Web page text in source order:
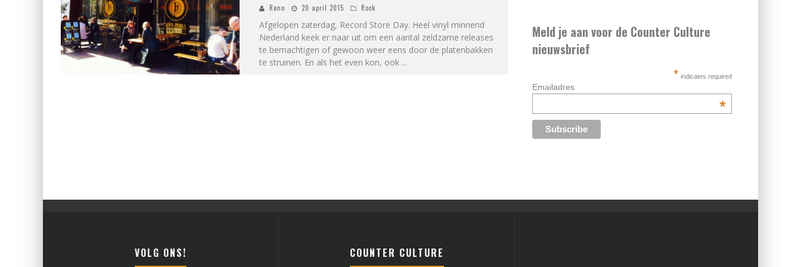
Reno 20 april 2015 Rock
Afgelopen zaterdag, Record Store Day. Heel vinyl minnend
Nederland keek er naar uit om een aantal zeldzame releases
te bemachtigen of gewoon weer eens door de platenbakken
te struinen. En als het even kon, ook ...
Meld je aan voor de Counter Culture
nieuwsbrief
* indicates required
Emailadres
*
VOLG ONS! COUNTER CULTURE